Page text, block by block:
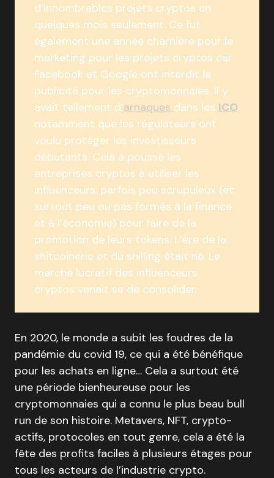
d’innombrables projets cryptos en
quelques mois seulement. Ce fut
également une année charnière pour le
marketing pour les projets cryptos car
Facebook et Google ont interdit la
publicité pour les cryptomonnaies. Il y
avait tellement d’arnaques dans les ICO
notamment que les régulateurs ont
voulu protéger les investisseurs
débutants. Cela à poussé les
entreprises cryptos à utiliser les
influenceurs, parfois peu scrupuleux (et
surtout peu ou pas formés à la finance
et à l’économie) pour faire de la
promotion de leurs tokens. L’ère de la
shitcoinerie et du shilling était né. Le
marché lucratif des influenceurs
cryptos venait se de consolider.
En 2020, le monde a subit les foudres de la
pandémie du covid 19, ce qui a été bénéfique
pour les achats en ligne… Cela a surtout été
une période bienheureuse pour les
cryptomonnaies qui a connu le plus beau bull
run de son histoire. Metavers, NFT, crypto-
actifs, protocoles en tout genre, cela a été la
fête des profits faciles à plusieurs étages pour
tous les acteurs de l’industrie crypto.